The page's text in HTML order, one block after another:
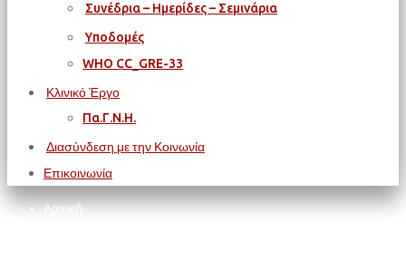
Συνέδρια – Ημερίδες – Σεμινάρια
Υποδομές
WΗΟ CC_GRE-33
Κλινικό Έργο
Πα.Γ.Ν.Η.
Διασύνδεση με την Κοινωνία
Επικοινωνία
Αρχική